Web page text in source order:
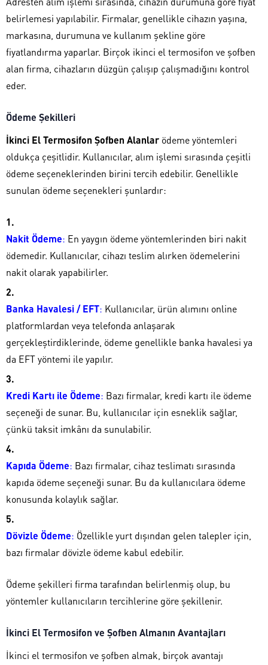
belirlemesi yapılabilir. Firmalar, genellikle cihazın yaşına,
markasına, durumuna ve kullanım şekline göre
fiyatlandırma yaparlar. Birçok ikinci el termosifon ve şofben
alan firma, cihazların düzgün çalışıp çalışmadığını kontrol
eder.
Ödeme Şekilleri
İkinci El Termosifon Şofben Alanlar ödeme yöntemleri
oldukça çeşitlidir. Kullanıcılar, alım işlemi sırasında çeşitli
ödeme seçeneklerinden birini tercih edebilir. Genellikle
sunulan ödeme seçenekleri şunlardır:
Nakit Ödeme: En yaygın ödeme yöntemlerinden biri nakit
ödemedir. Kullanıcılar, cihazı teslim alırken ödemelerini
nakit olarak yapabilirler.
Banka Havalesi / EFT: Kullanıcılar, ürün alımını online
platformlardan veya telefonda anlaşarak
gerçekleştirdiklerinde, ödeme genellikle banka havalesi ya
da EFT yöntemi ile yapılır.
Kredi Kartı ile Ödeme: Bazı firmalar, kredi kartı ile ödeme
seçeneği de sunar. Bu, kullanıcılar için esneklik sağlar,
çünkü taksit imkânı da sunulabilir.
Kapıda Ödeme: Bazı firmalar, cihaz teslimatı sırasında
kapıda ödeme seçeneği sunar. Bu da kullanıcılara ödeme
konusunda kolaylık sağlar.
Dövizle Ödeme: Özellikle yurt dışından gelen talepler için,
bazı firmalar dövizle ödeme kabul edebilir.
Ödeme şekilleri firma tarafından belirlenmiş olup, bu
yöntemler kullanıcıların tercihlerine göre şekillenir.
İkinci El Termosifon ve Şofben Almanın Avantajları
İkinci el termosifon ve şofben almak, birçok avantajı